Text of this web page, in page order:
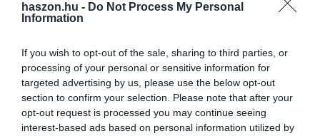
haszon.hu - Do Not Process My Personal
Information
If you wish to opt-out of the sale, sharing to third parties, or
processing of your personal or sensitive information for
targeted advertising by us, please use the below opt-out
section to confirm your selection. Please note that after your
opt-out request is processed you may continue seeing
interest-based ads based on personal information utilized by